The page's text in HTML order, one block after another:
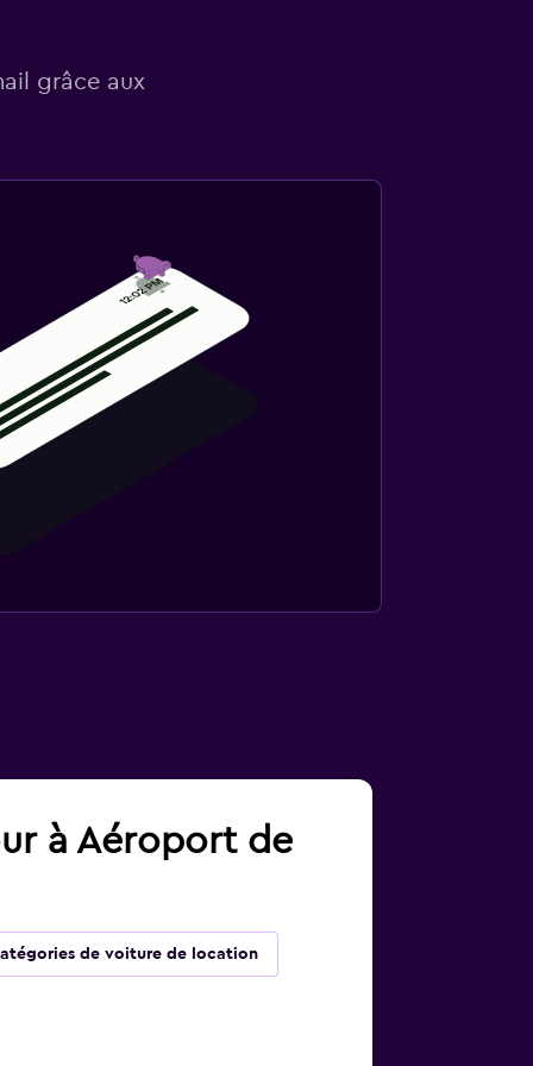
grâce aux
à Aéroport de
de voiture de location